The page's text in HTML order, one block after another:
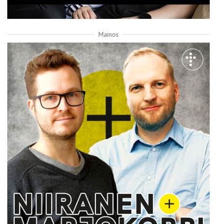
Mainos